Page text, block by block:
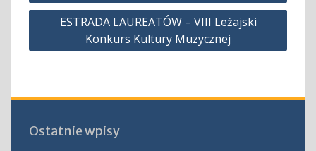
ESTRADA LAUREATÓW – VIII Leżajski
Konkurs Kultury Muzycznej
Ostatnie wpisy